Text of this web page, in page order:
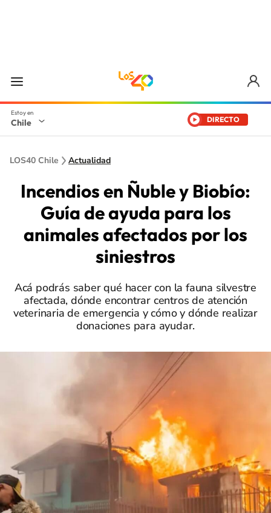
Chile DIRECTO
LOS40 Chile Actualidad
Incendios en Ñuble y Biobío:
Guía de ayuda para los
animales afectados por los
siniestros
Acá podrás saber qué hacer con la fauna silvestre
afectada, dónde encontrar centros de atención
veterinaria de emergencia y cómo y dónde realizar
donaciones para ayudar.